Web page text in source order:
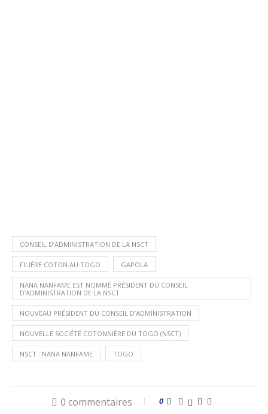
CONSEIL D’ADMINISTRATION DE LA NSCT
FILIÈRE COTON AU TOGO GAPOLA
NANA NANFAME EST NOMMÉ PRÉSIDENT DU CONSEIL
D’ADMINISTRATION DE LA NSCT
NOUVEAU PRÉSIDENT DU CONSEIL D’ADMINISTRATION
NOUVELLE SOCIÉTÉ COTONNIÈRE DU TOGO (NSCT)
NSCT : NANA NANFAME TOGO
0 commentaires 0